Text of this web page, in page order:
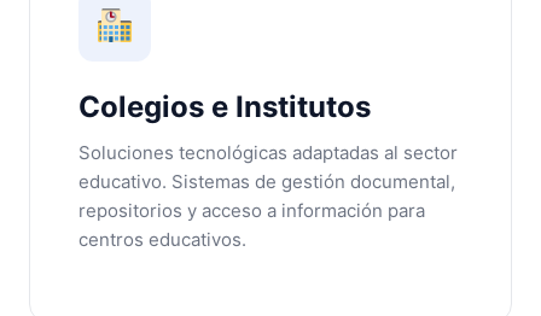
Colegios e Institutos
Soluciones tecnológicas adaptadas al sector
educativo. Sistemas de gestión documental,
repositorios y acceso a información para
centros educativos.